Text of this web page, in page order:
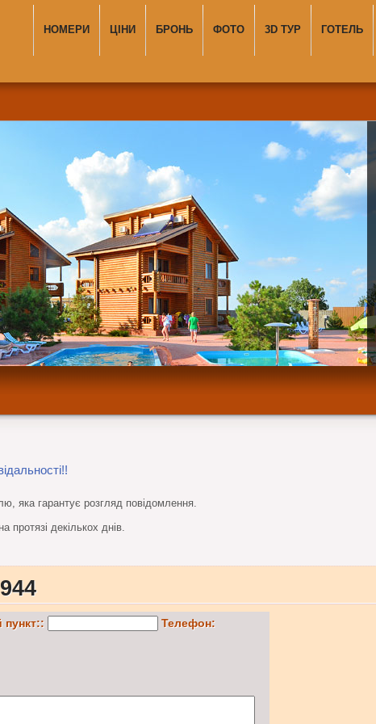
НОМЕРИ ЦІНИ БРОНЬ ФОТО 3D ТУР ГОТЕЛЬ
яка гарантує розгляд повідомлення.
протязі декількох днів.
пункт:: Телефон: